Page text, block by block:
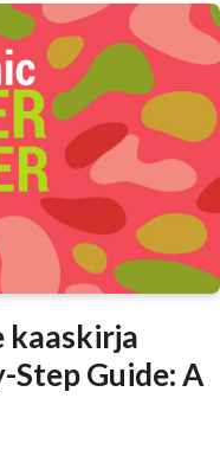
kaaskirja
Step Guide: A